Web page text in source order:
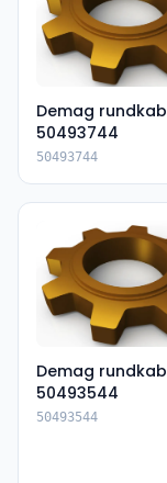
Demag
50493744
50493744
Demag
50493544
50493544